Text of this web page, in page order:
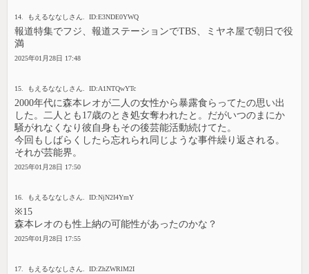
14. もえるななしさん. ID:E3NDE0YWQ
報道特集でフジ、報道ステーションでTBS、ミヤネ屋で朝日で役
満
2025年01月28日 17:48
15. もえるななしさん. ID:A1NTQwYTc
2000年代に森本レオが二人の女性から暴露食らってたの思い出
した。二人とも17歳のとき処女奪われたと。だがいつのまにか
騒がれなくなり彼自身もその後芸能活動続けてた。
今回もしばらくしたら忘れられ同じような事件繰り返される。
それが芸能界。
2025年01月28日 17:50
16. もえるななしさん. ID:NjN2I4YmY
※15
森本レオのも性上納の可能性があったのかな？
2025年01月28日 17:55
17. もえるななしさん. ID:ZhZWRlM2I